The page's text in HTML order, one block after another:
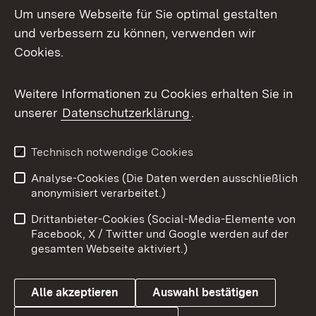
Facebook
X / Twitter
Youtube
Impressum
Kontakt
Barrierefreiheit
Datenschutz
Cookies
Um unsere Webseite für Sie optimal gestalten
und verbessern zu können, verwenden wir
Cookies.
Weitere Informationen zu Cookies erhalten Sie in
unserer Datenschutzerklärung.
Technisch notwendige Cookies
Analyse-Cookies (Die Daten werden ausschließlich
anonymisiert verarbeitet.)
Drittanbieter-Cookies (Social-Media-Elemente von
Facebook, X / Twitter und Google werden auf der
gesamten Webseite aktiviert.)
Alle akzeptieren Auswahl bestätigen